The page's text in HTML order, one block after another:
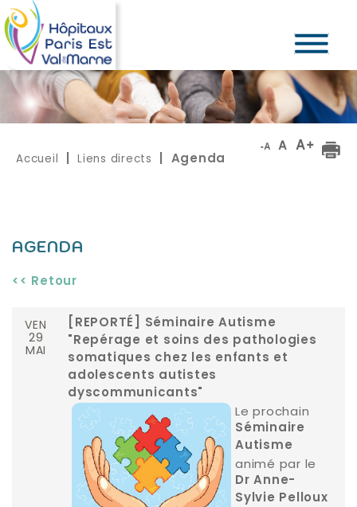
Accueil Liens directs | Agenda
AGENDA
<< Retour
VEN
29
MAI
[REPORTÉ] Séminaire Autisme
"Repérage et soins des pathologies
somatiques chez les enfants et
adolescents autistes
dyscommunicants"
Le prochain
Séminaire
Autisme
animé par le
Dr Anne-
Sylvie Pelloux